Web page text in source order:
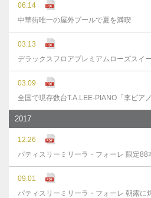
06.14
中華街唯一の屋外プールで夏を満喫
03.13
デラックスフロアプレミアムローズスイ
03.09
全国で現存数台T.A.LEE-PIANO「李ピア
2017
12.26
パティスリーミリーラ・フォーレ 限定88
09.01
パティスリーミリーラ・フォーレ 朝露に